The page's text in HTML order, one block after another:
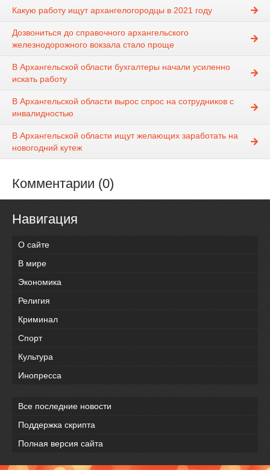
Какую работу ищут архангелогородцы в 2021 году
Дозвониться до справочного архангельского
железнодорожного вокзала стало проще
В Архангельской области бухгалтеры начали усиленно
искать работу
В Архангельской области вырос спрос на сотрудников с
инвалидностью
В Архангельской области ищут желающих заработать на
новогодний кутеж
Комментарии (0)
Навигация
О сайте
В мире
Экономика
Религия
Криминал
Спорт
Культура
Инопресса
Все последние новости
Поддержка скрипта
Полная версия сайта